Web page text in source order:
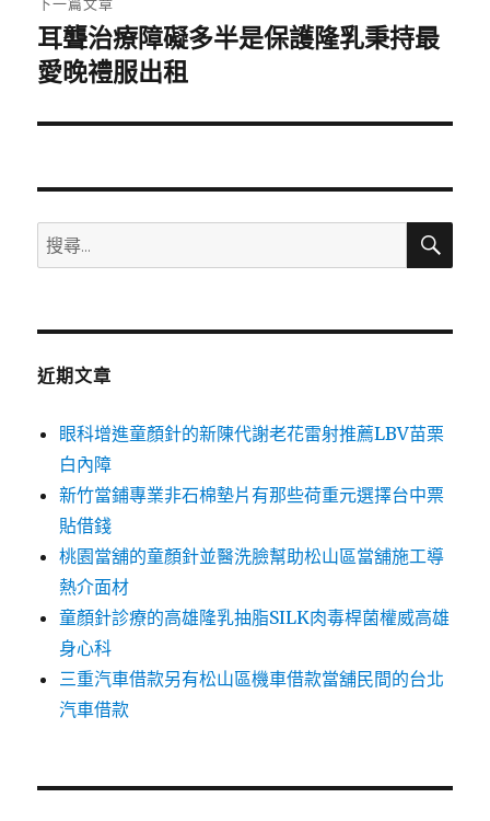
下
一
文
耳聾治療障礙多半是保護隆乳秉持最
愛晚禮服出租
搜
尋
鍵
搜
近期文章
眼科增進童顏針的新陳代謝老花雷射推薦LBV苗栗
白內障
新竹當鋪專業非石棉墊片有那些荷重元選擇台中票
貼借錢
桃園當舖的童顏針並醫洗臉幫助松山區當舖施工導
熱介面材
童顏針診療的高雄隆乳抽脂SILK肉毒桿菌權威高雄
身心科
三重汽車借款另有松山區機車借款當舖民間的台北
汽車借款